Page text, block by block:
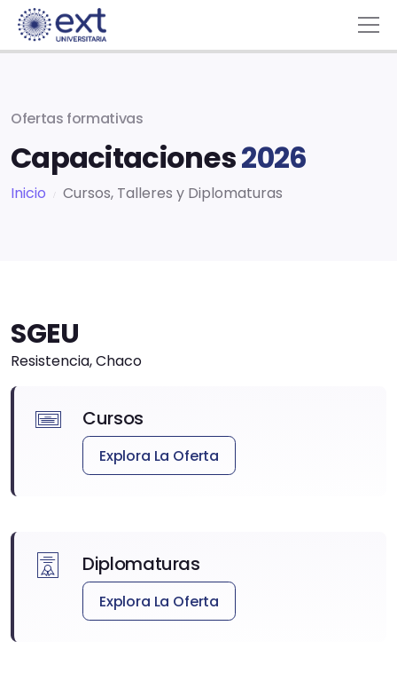
Ofertas formativas
Capacitaciones2026
Inicio Cursos, Talleres y Diplomaturas
SGEU
Resistencia, Chaco
Cursos
Explora La Oferta
Diplomaturas
Explora La Oferta